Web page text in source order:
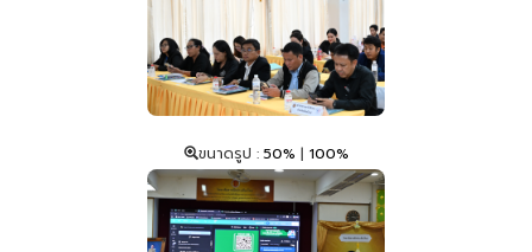
ขนาดรูป : 50% | 100%